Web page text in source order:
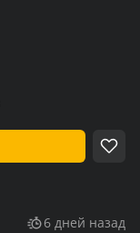
6 дней назад